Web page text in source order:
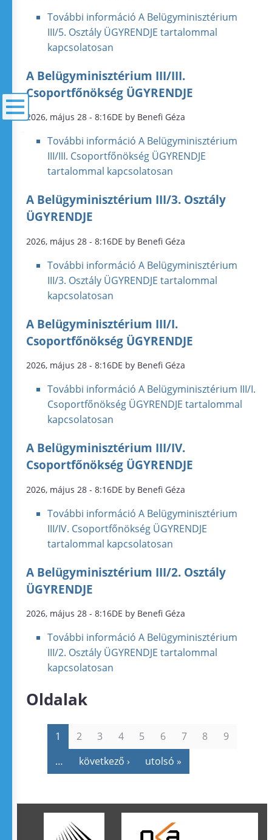
További információ A Belügyminisztérium
III/5. Osztály ÜGYRENDJE tartalommal
kapcsolatosan
A Belügyminisztérium III/III.
Csoportfőnökség ÜGYRENDJE
2026, május 28 - 8:16DE by Benefi Géza
További információ A Belügyminisztérium
III/III. Csoportfőnökség ÜGYRENDJE
tartalommal kapcsolatosan
A Belügyminisztérium III/3. Osztály
ÜGYRENDJE
2026, május 28 - 8:16DE by Benefi Géza
További információ A Belügyminisztérium
III/3. Osztály ÜGYRENDJE tartalommal
kapcsolatosan
A Belügyminisztérium III/I.
Csoportfőnökség ÜGYRENDJE
2026, május 28 - 8:16DE by Benefi Géza
További információ A Belügyminisztérium III/I.
Csoportfőnökség ÜGYRENDJE tartalommal
kapcsolatosan
A Belügyminisztérium III/IV.
Csoportfőnökség ÜGYRENDJE
2026, május 28 - 8:16DE by Benefi Géza
További információ A Belügyminisztérium
III/IV. Csoportfőnökség ÜGYRENDJE
tartalommal kapcsolatosan
A Belügyminisztérium III/2. Osztály
ÜGYRENDJE
2026, május 28 - 8:16DE by Benefi Géza
További információ A Belügyminisztérium
III/2. Osztály ÜGYRENDJE tartalommal
kapcsolatosan
Oldalak
1 2 3 4 5 6 7 8
9
…
következő › utolsó »